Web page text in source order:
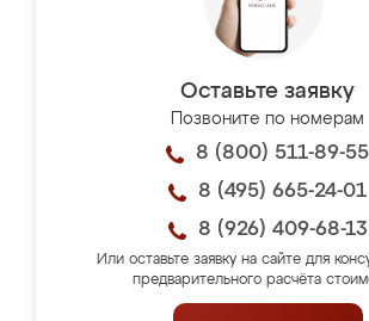
Оставьте заявку
Позвоните по номерам
8 (800) 511-89-55
8 (495) 665-24-01
8 (926) 409-68-13
Или оставьте заявку на сайте для
предварительного расчёта